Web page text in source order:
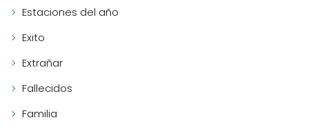
Estaciones del año
Exito
Extrañar
Fallecidos
Familia